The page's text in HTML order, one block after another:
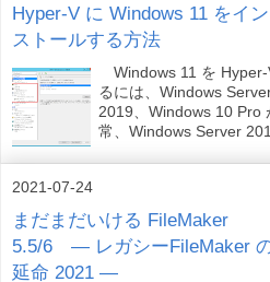
Hyper-V に Windows 11 をイン
ストールする方法
Windows 11 を Hyper-
るには、Windows
2019、Windows 10
常、Windows Server
2021-07-24
まだまだいける FileMaker
5.5/6 ― レガシーFileMaker
延命 2021 ―